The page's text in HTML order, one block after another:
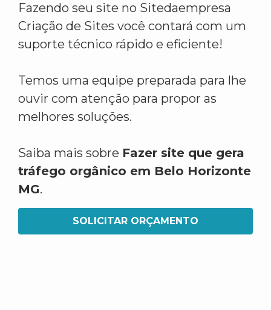
Fazendo seu site no Sitedaempresa
Criação de Sites você contará com um
suporte técnico rápido e eficiente!
Temos uma equipe preparada para lhe
ouvir com atenção para propor as
melhores soluções.
Saiba mais sobre Fazer site que gera
tráfego orgânico em Belo Horizonte
MG.
SOLICITAR ORÇAMENTO